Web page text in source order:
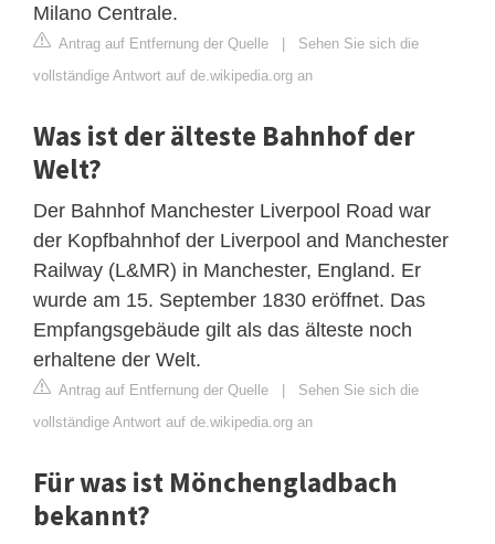
Milano Centrale.
Antrag auf Entfernung der Quelle | Sehen Sie sich die
vollständige Antwort auf de.wikipedia.org an
Was ist der älteste Bahnhof der
Welt?
Der Bahnhof Manchester Liverpool Road war
der Kopfbahnhof der Liverpool and Manchester
Railway (L&MR) in Manchester, England. Er
wurde am 15. September 1830 eröffnet. Das
Empfangsgebäude gilt als das älteste noch
erhaltene der Welt.
Antrag auf Entfernung der Quelle | Sehen Sie sich die
vollständige Antwort auf de.wikipedia.org an
Für was ist Mönchengladbach
bekannt?